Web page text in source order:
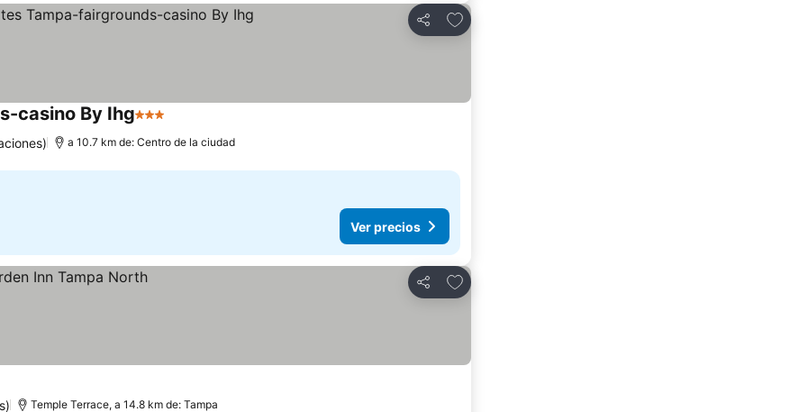
Compartir
Agregar a favoritos
casino By Ihg3 Estrellas
a 10.7 km de: Centro de la ciudad
Ver precios
Compartir
Agregar a favoritos
Temple Terrace, a 14.8 km de: Tampa